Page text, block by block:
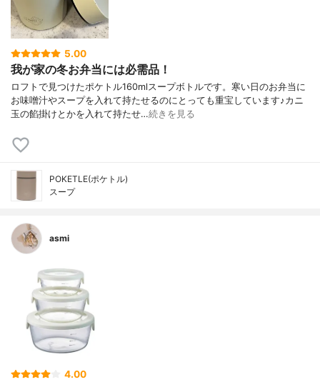
5.00
我が家の冬お弁当には必需品！
ロフトで見つけたポケトル160mlスープボトルです。寒い日のお弁当に
お味噌汁やスープを入れて持たせるのにとっても重宝しています♪カニ
玉の餡掛けとかを入れて持たせ…続きを見る
POKETLE(ポケトル)
スープ
asmi
4.00